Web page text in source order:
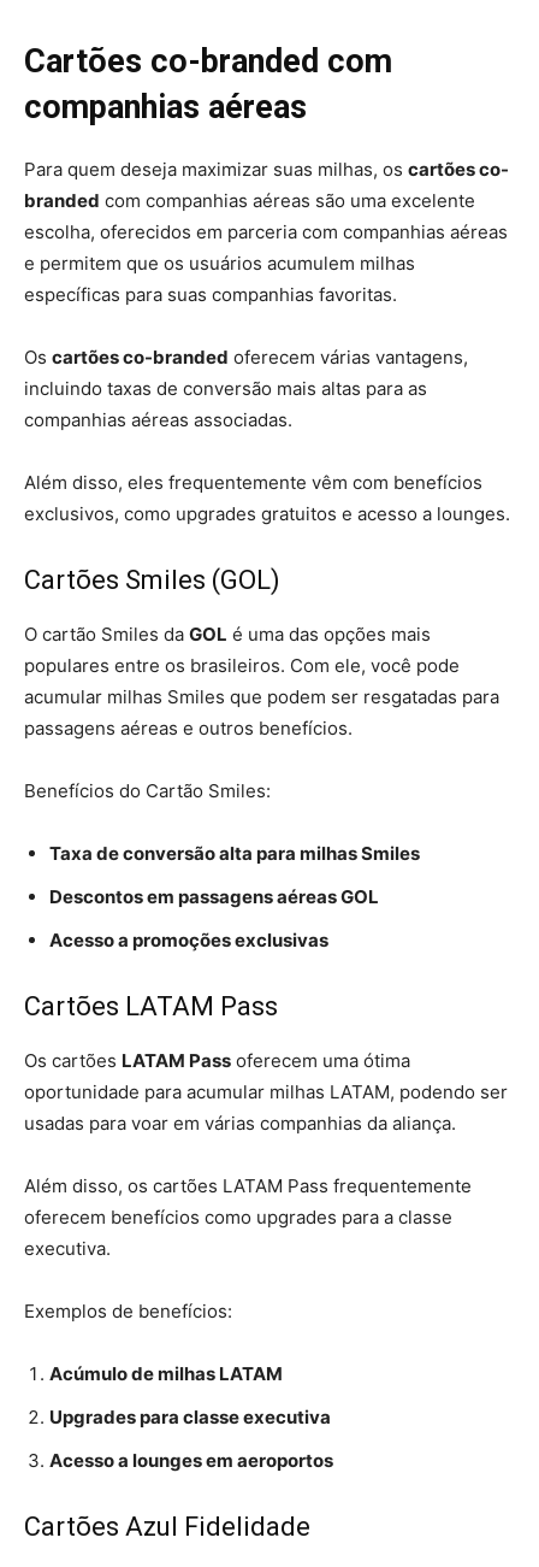
Cartões co-branded com
companhias aéreas
Para quem deseja maximizar suas milhas, os cartões co-
branded com companhias aéreas são uma excelente
escolha, oferecidos em parceria com companhias aéreas
e permitem que os usuários acumulem milhas
específicas para suas companhias favoritas.
Os cartões co-branded oferecem várias vantagens,
incluindo taxas de conversão mais altas para as
companhias aéreas associadas.
Além disso, eles frequentemente vêm com benefícios
exclusivos, como upgrades gratuitos e acesso a lounges.
Cartões Smiles (GOL)
O cartão Smiles da GOL é uma das opções mais
populares entre os brasileiros. Com ele, você pode
acumular milhas Smiles que podem ser resgatadas para
passagens aéreas e outros benefícios.
Benefícios do Cartão Smiles:
Taxa de conversão alta para milhas Smiles
Descontos em passagens aéreas GOL
Acesso a promoçõesexclusivas
Cartões LATAM Pass
Os cartões LATAM Pass oferecem uma ótima
oportunidade para acumular milhas LATAM, podendo ser
usadas para voar em várias companhias da aliança.
Além disso, os cartões LATAM Pass frequentemente
oferecem benefícios como upgrades para a classe
executiva.
Exemplos de benefícios:
Acúmulo de milhas LATAM
Upgrades para classe executiva
Acesso a lounges em aeroportos
Cartões Azul Fidelidade